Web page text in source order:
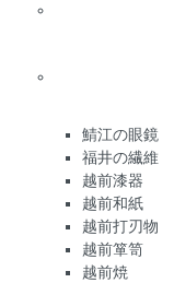
鯖江の眼鏡
福井の繊維
越前漆器
越前和紙
越前打刃物
越前箪笥
越前焼